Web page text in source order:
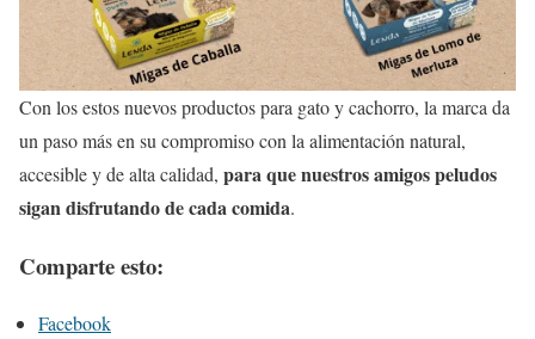
Con los estos nuevos productos para gato y cachorro, la marca da
un paso más en su compromiso con la alimentación natural,
accesible y de alta calidad, para que nuestros amigos peludos
sigan disfrutando de cada comida.
Comparte esto:
Facebook